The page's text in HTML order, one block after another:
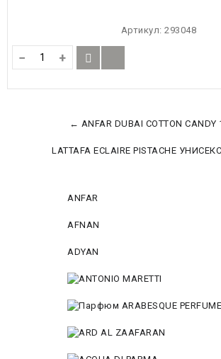
Артикул:293048
− +
← ANFAR DUBAI COTTON CANDY
LATTAFA ECLAIRE PISTACHE
ANFAR
AFNAN
ADYAN